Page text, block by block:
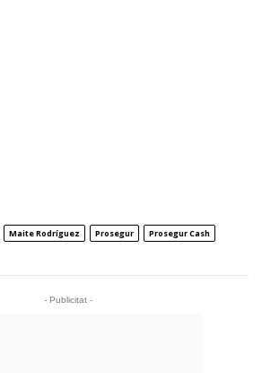
Maite Rodríguez Prosegur
Prosegur Cash
- Publicitat -